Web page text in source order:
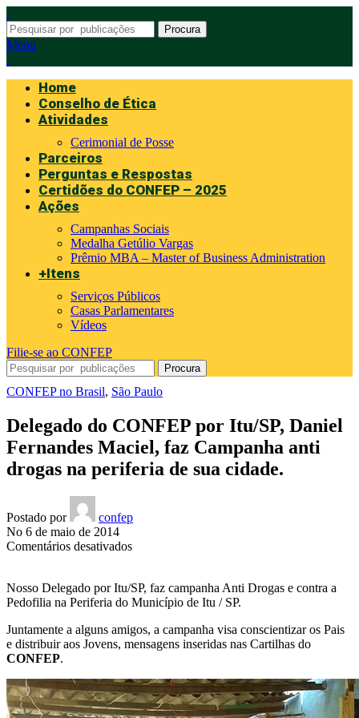
Procura
Menu
Home
Conselho de Ética
Atividades
Cerimonial de Posse
Parceiros
Perguntas e Respostas
Certidões do CONFEP – 2025
Ações
Campanhas Sociais
Medalha Getúlio Vargas
Prêmio MBA – Master of Business Administration
+Itens
Serviços Públicos
Casas Parlamentares
Vídeos
Filie-se ao CONFEP
Procura
CONFEP no Brasil, São Paulo
Delegado do CONFEP por Itu/SP, Daniel
Fernandes Maciel, faz Campanha anti
drogas na periferia de sua cidade.
Postado por
confep
No 6 de maio de 2014
Comentários desativadosem
CONFEP
por
Daniel
Fernandes
Campanha
anti
Nosso Delegado por Itu/SP, faz campanha Anti Drogas e contra a
Pedofilia na Periferia do Município de Itu / SP.
Juntamente a alguns amigos, a campanha visa conscientizar os Pais
e distribuir aos Jovens, mensagens inseridas nas Cartilhas do
CONFEP.